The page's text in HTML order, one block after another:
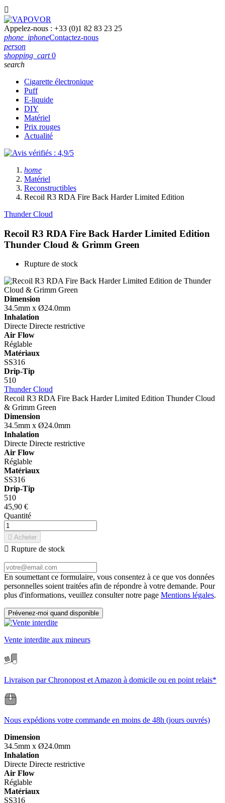

Appelez-nous : +33 (0)1 82 83 23 25
phone_iphoneContactez-nous
person
shopping_cart 0
search
Cigarette électronique
Puff
E-liquide
DIY
Matériel
Prix rouges
Actualité
home
Matériel
Reconstructibles
Recoil R3 RDA Fire Back Harder Limited Edition
Thunder Cloud
Recoil R3 RDA Fire Back Harder Limited Edition
Thunder Cloud & Grimm Green
Rupture de stock
Dimension
34.5mm x Ø24.0mm
Inhalation
Directe Directe restrictive
Air Flow
Réglable
Matériaux
SS316
Drip-Tip
510
Thunder Cloud
Recoil R3 RDA Fire Back Harder Limited Edition Thunder Cloud
& Grimm Green
Dimension
34.5mm x Ø24.0mm
Inhalation
Directe Directe restrictive
Air Flow
Réglable
Matériaux
SS316
Drip-Tip
510
45,90 €
Quantité
 Acheter
 Rupture de stock
En soumettant ce formulaire, vous consentez à ce que vos données
personnelles soient traitées afin de répondre à votre demande. Pour
plus d'informations, veuillez consulter notre page Mentions légales.
Prévenez-moi quand disponible
Vente interdite aux mineurs
Livraison par Chronopost et Amazon à domicile ou en point relais*
Nous expédions votre commande en moins de 48h (jours ouvrés)
Dimension
34.5mm x Ø24.0mm
Inhalation
Directe Directe restrictive
Air Flow
Réglable
Matériaux
SS316